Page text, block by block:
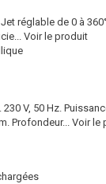
réglable de 0 à
Voir le produit
V, 50 Hz.
Profondeur... Voir le